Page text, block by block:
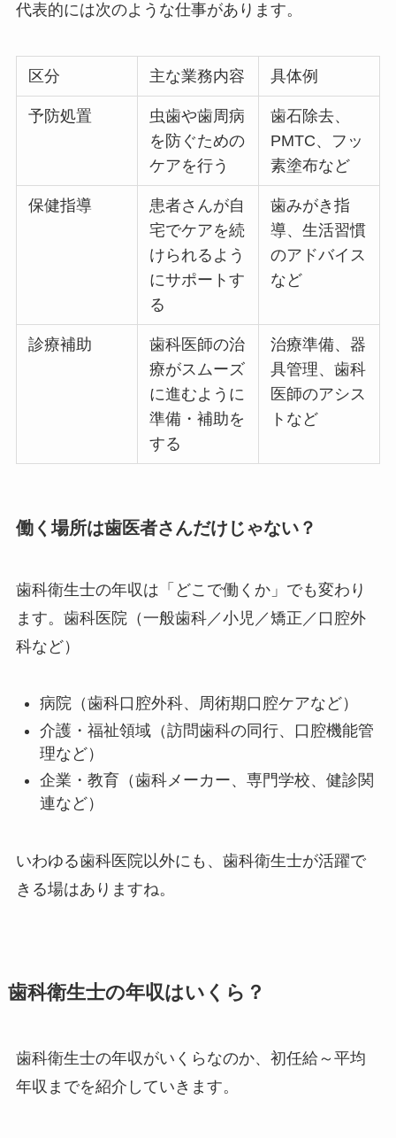
代表的には次のような仕事があります。
区分 主な業務内容 具体例
予防処置
虫歯や歯周病
を防ぐための
ケアを行う
歯石除去、
PMTC、フッ
素塗布など
保健指導
患者さんが自
宅でケアを続
けられるよう
にサポートす
る
歯みがき指
導、生活習慣
のアドバイス
など
診療補助
歯科医師の治
療がスムーズ
に進むように
準備・補助を
する
治療準備、器
具管理、歯科
医師のアシス
トなど
働く場所は歯医者さんだけじゃない？
歯科衛生士の年収は「どこで働くか」でも変わり
ます。歯科医院（一般歯科／小児／矯正／口腔外
科など）
病院（歯科口腔外科、周術期口腔ケアなど）
介護・福祉領域（訪問歯科の同行、口腔機能管
理など）
企業・教育（歯科メーカー、専門学校、健診関
連など）
いわゆる歯科医院以外にも、歯科衛生士が活躍で
きる場はありますね。
歯科衛生士の年収はいくら？
歯科衛生士の年収がいくらなのか、初任給～平均
年収までを紹介していきます。